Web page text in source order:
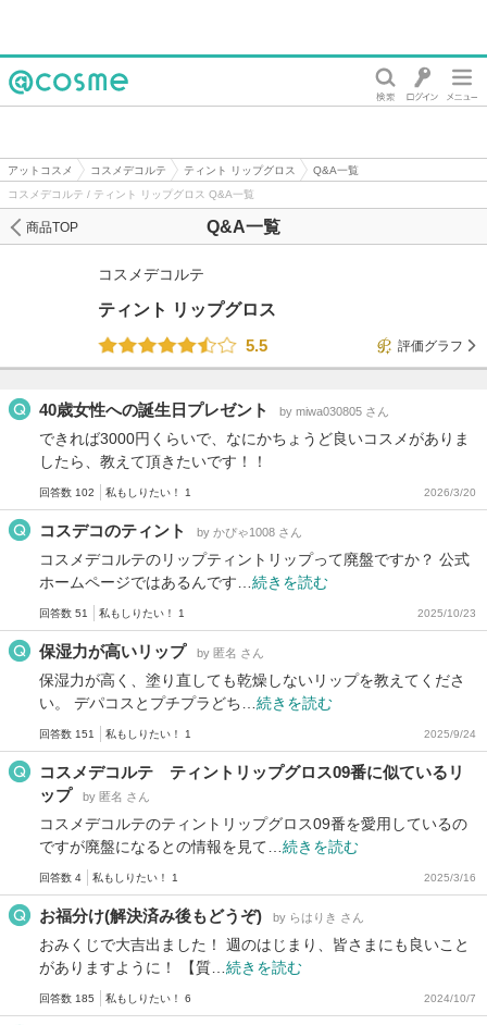
アットコスメ コスメデコルテ ティント リップグロス
Q&A一覧
コスメデコルテ / ティント リップグロス Q&A一覧
Q&A一覧
商品TOP
コスメデコルテ
ティント リップグロス
5.5
評価グラフ
40歳女性への誕生日プレゼント by miwa030805 さん
できれば3000円くらいで、なにかちょうど良いコスメがありま
したら、教えて頂きたいです！！
回答数 102 私もしりたい！ 1 2026/3/20
コスデコのティント by かぴゃ1008 さん
コスメデコルテのリップティントリップって廃盤ですか？ 公式
ホームページではあるんです… 続きを読む
回答数 51 私もしりたい！ 1 2025/10/23
保湿力が高いリップ by 匿名 さん
保湿力が高く、塗り直しても乾燥しないリップを教えてくださ
い。 デパコスとプチプラどち… 続きを読む
回答数 151 私もしりたい！ 1 2025/9/24
コスメデコルテ ティントリップグロス09番に似ているリ
ップ
by 匿名 さん
コスメデコルテのティントリップグロス09番を愛用しているの
ですが廃盤になるとの情報を見て… 続きを読む
回答数 4 私もしりたい！ 1 2025/3/16
お福分け(解決済み後もどうぞ) by らはりき さん
おみくじで大吉出ました！ 週のはじまり、皆さまにも良いこと
がありますように！ 【質… 続きを読む
回答数 185 私もしりたい！ 6 2024/10/7